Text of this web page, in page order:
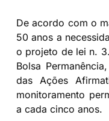
De acordo com o
50 anos a
o projeto de lei n.
Bolsa
das Ações
monitoramento
a cada cinco anos.